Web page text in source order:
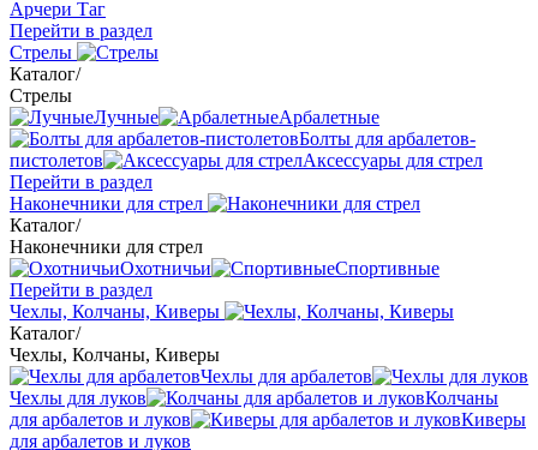
Арчери Таг
Перейти в раздел
Стрелы
Каталог/
Стрелы
Лучные
Арбалетные
Болты для арбалетов-
пистолетов
Аксессуары для стрел
Перейти в раздел
Наконечники для стрел
Каталог/
Наконечники для стрел
Охотничьи
Спортивные
Перейти в раздел
Чехлы, Колчаны, Киверы
Каталог/
Чехлы, Колчаны, Киверы
Чехлы для арбалетов
Чехлы для луков
Колчаны
для арбалетов и луков
Киверы
для арбалетов и луков